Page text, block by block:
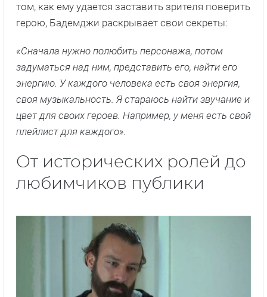
том, как ему удается заставить зрителя поверить
герою, Бадемджи раскрывает свои секреты:
«Сначала нужно полюбить персонажа, потом
задуматься над ним, представить его, найти его
энергию. У каждого человека есть своя энергия,
своя музыкальность. Я стараюсь найти звучание и
цвет для своих героев. Например, у меня есть свой
плейлист для каждого».
От исторических ролей до
любимчиков публики